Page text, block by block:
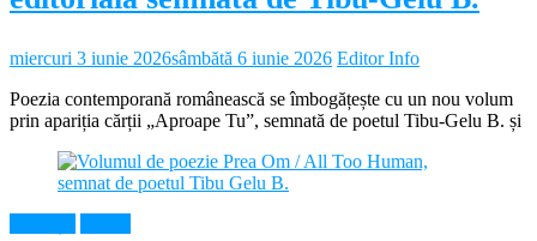
miercuri 3 iunie 2026sâmbătă 6 iunie 2026 Editor Info
Poezia contemporană românească se îmbogățește cu un nou volum
prin apariția cărții „Aproape Tu”, semnată de poetul Tibu-Gelu B. și